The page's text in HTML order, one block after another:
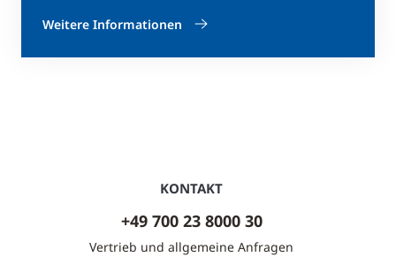
Weitere Informationen
KONTAKT
+49 700 23 8000 30
Vertrieb und allgemeine Anfragen